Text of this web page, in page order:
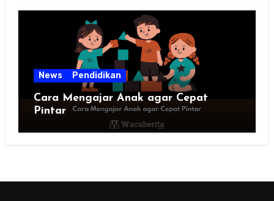
News Pendidikan
Cara Mengajar Anak agar Cepat
Pintar